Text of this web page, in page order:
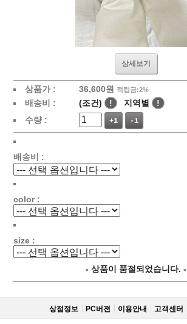
상세보기
상품가 : 36,600원 적립금:2%
배송비 : (조건) ! 지역별
!
수량 :
+1 -1
배송비 :
color :
size :
- 상품이 품절되었습니다. -
상점정보 PC버젼 이용안내 고객센터